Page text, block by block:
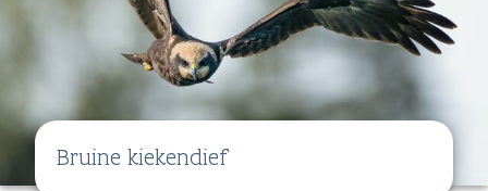
Bruine kiekendief